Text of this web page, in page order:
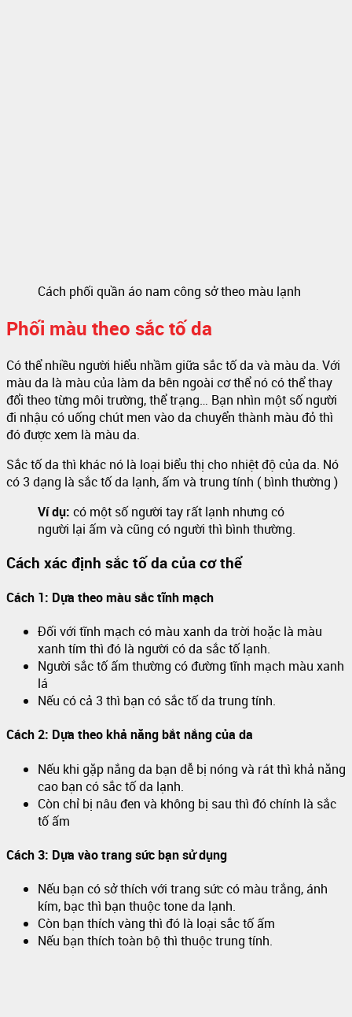
Cách phối quần áo nam công sở theo màu lạnh
Phối màu theo sắc tố da
Có thể nhiều người hiểu nhầm giữa sắc tố da và màu da. Với
màu da là màu của làm da bên ngoài cơ thể nó có thể thay
đổi theo từng môi trường, thể trạng… Bạn nhìn một số người
đi nhậu có uống chút men vào da chuyển thành màu đỏ thì
đó được xem là màu da.
Sắc tố da thì khác nó là loại biểu thị cho nhiệt độ của da. Nó
có 3 dạng là sắc tố da lạnh, ấm và trung tính ( bình thường )
Ví dụ: có một số người tay rất lạnh nhưng có
người lại ấm và cũng có người thì bình thường.
Cách xác định sắc tố da của cơ thể
Cách 1: Dựa theo màu sắc tĩnh mạch
Đối với tĩnh mạch có màu xanh da trời hoặc là màu
xanh tím thì đó là người có da sắc tố lạnh.
Người sắc tố ấm thường có đường tĩnh mạch màu xanh
lá
Nếu có cả 3 thì bạn có sắc tố da trung tính.
Cách 2: Dựa theo khả năng bắt nắng của da
Nếu khi gặp nắng da bạn dễ bị nóng và rát thì khả năng
cao bạn có sắc tố da lạnh.
Còn chỉ bị nâu đen và không bị sau thì đó chính là sắc
tố ấm
Cách 3: Dựa vào trang sức bạn sử dụng
Nếu bạn có sở thích với trang sức có màu trắng, ánh
kím, bạc thì bạn thuộc tone da lạnh.
Còn bạn thích vàng thì đó là loại sắc tố ấm
Nếu bạn thích toàn bộ thì thuộc trung tính.